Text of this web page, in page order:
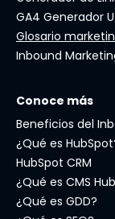
GA4 Generador
Glosario
Inbound
Conoce más
Beneficios del
¿Qué es
HubSpot CRM
¿Qué es CMS
¿Qué es GDD?